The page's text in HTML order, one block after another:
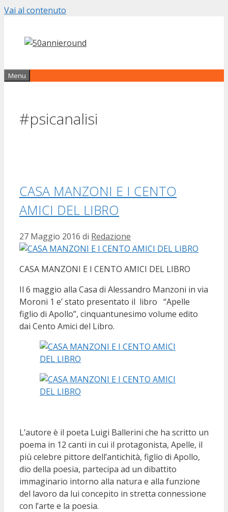
Vai al contenuto
Menu
#psicanalisi
CASA MANZONI E I CENTO
AMICI DEL LIBRO
27 Maggio 2016 di Redazione
CASA MANZONI E I CENTO AMICI DEL LIBRO
Il 6 maggio alla Casa di Alessandro Manzoni in via
Moroni 1 e’ stato presentato il libro “Apelle
figlio di Apollo”, cinquantunesimo volume edito
dai Cento Amici del Libro.
L’autore è il poeta Luigi Ballerini che ha scritto un
poema in 12 canti in cui il protagonista, Apelle, il
più celebre pittore dell’antichità, figlio di Apollo,
dio della poesia, partecipa ad un dibattito
immaginario intorno alla natura e alla funzione
del lavoro da lui concepito in stretta connessione
con l’arte e la poesia.